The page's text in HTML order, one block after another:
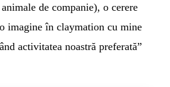
de companie), o cerere
imagine în claymation cu mine
activitatea noastră preferată”